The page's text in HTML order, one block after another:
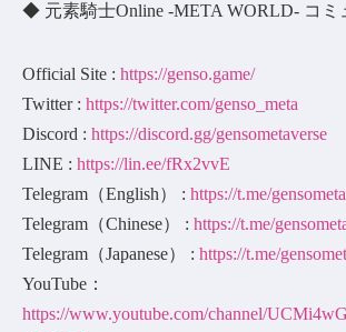
◆ 元素騎士Online -META WORLD- コミ
Official Site : https://genso.game/
Twitter : https://twitter.com/genso_meta
Discord : https://discord.gg/gensometaverse
LINE : https://lin.ee/fRx2vvE
Telegram（English） : https://t.me/
Telegram（Chinese） : https://t.me/
Telegram（Japanese） : https://t.me/
YouTube：
https://www.youtube.com/channel/